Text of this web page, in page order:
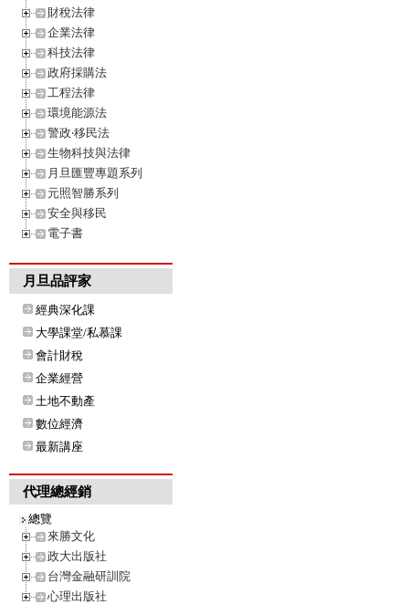
財稅法律
企業法律
科技法律
政府採購法
工程法律
環境能源法
警政‧移民法
生物科技與法律
月旦匯豐專題系列
元照智勝系列
安全與移民
電子書
月旦品評家
經典深化課
大學課堂/私慕課
會計財稅
企業經營
土地不動產
數位經濟
最新講座
代理總經銷
總覽
來勝文化
政大出版社
台灣金融研訓院
心理出版社